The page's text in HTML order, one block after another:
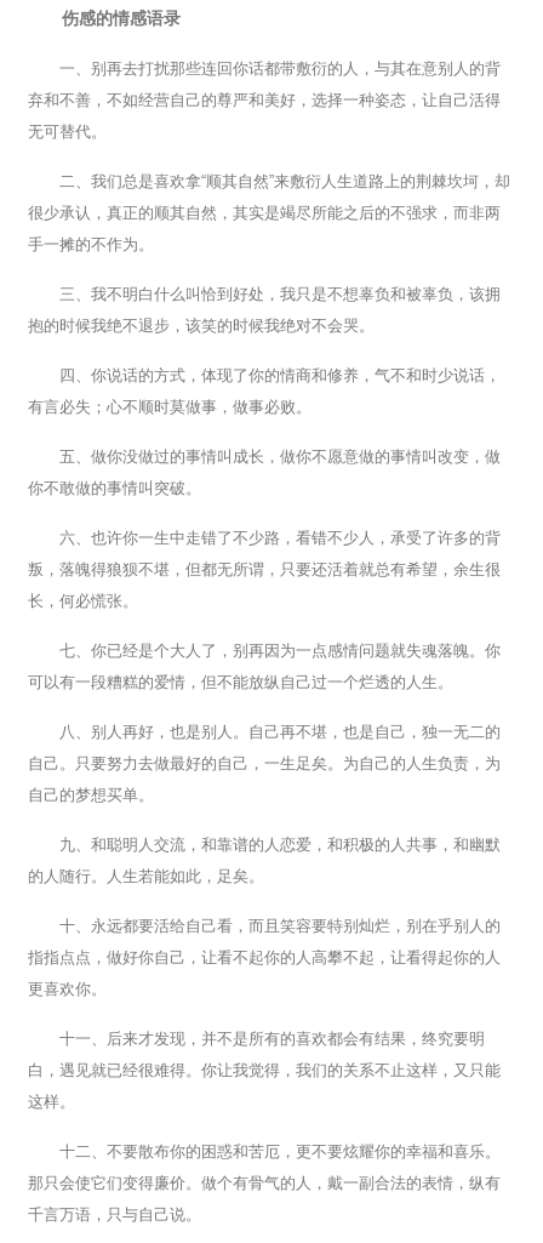
伤感的情感语录
一、别再去打扰那些连回你话都带敷衍的人，与其在意别人的背
弃和不善，不如经营自己的尊严和美好，选择一种姿态，让自己活得
无可替代。
二、我们总是喜欢拿“顺其自然”来敷衍人生道路上的荆棘坎坷，却
很少承认，真正的顺其自然，其实是竭尽所能之后的不强求，而非两
手一摊的不作为。
三、我不明白什么叫恰到好处，我只是不想辜负和被辜负，该拥
抱的时候我绝不退步，该笑的时候我绝对不会哭。
四、你说话的方式，体现了你的情商和修养，气不和时少说话，
有言必失；心不顺时莫做事，做事必败。
五、做你没做过的事情叫成长，做你不愿意做的事情叫改变，做
你不敢做的事情叫突破。
六、也许你一生中走错了不少路，看错不少人，承受了许多的背
叛，落魄得狼狈不堪，但都无所谓，只要还活着就总有希望，余生很
长，何必慌张。
七、你已经是个大人了，别再因为一点感情问题就失魂落魄。你
可以有一段糟糕的爱情，但不能放纵自己过一个烂透的人生。
八、别人再好，也是别人。自己再不堪，也是自己，独一无二的
自己。只要努力去做最好的自己，一生足矣。为自己的人生负责，为
自己的梦想买单。
九、和聪明人交流，和靠谱的人恋爱，和积极的人共事，和幽默
的人随行。人生若能如此，足矣。
十、永远都要活给自己看，而且笑容要特别灿烂，别在乎别人的
指指点点，做好你自己，让看不起你的人高攀不起，让看得起你的人
更喜欢你。
十一、后来才发现，并不是所有的喜欢都会有结果，终究要明
白，遇见就已经很难得。你让我觉得，我们的关系不止这样，又只能
这样。
十二、不要散布你的困惑和苦厄，更不要炫耀你的幸福和喜乐。
那只会使它们变得廉价。做个有骨气的人，戴一副合法的表情，纵有
千言万语，只与自己说。